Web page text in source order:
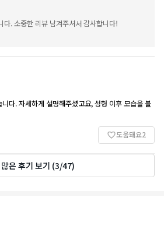
니다. 민성기 원장님은 현재 피부 상태에 맞춰 과하
명확해 신뢰가 갔습니다. 단순한 만족을 넘어 생활
전반적인 만족도가 높으며, 재시술 의사도 충분히
다. 소중한 리뷰 남겨주셔서 감사합니다!
다. 자세하게 설명해주셨고요, 성형 이후 모습을 볼
도움돼요2
은 후기 보기 (3/47)